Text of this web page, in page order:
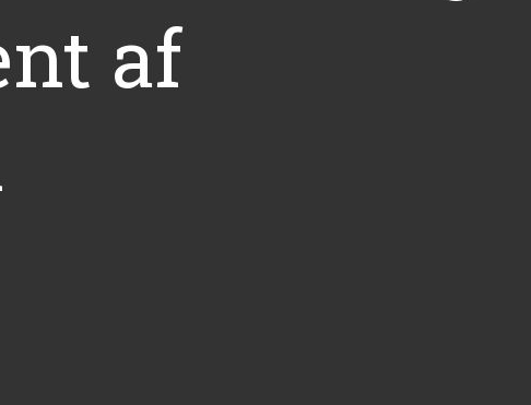
af